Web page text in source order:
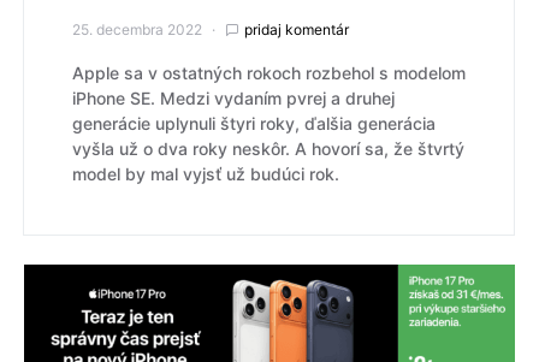
25. decembra 2022 pridaj komentár
Apple sa v ostatných rokoch rozbehol s modelom
iPhone SE. Medzi vydaním pvrej a druhej
generácie uplynuli štyri roky, ďalšia generácia
vyšla už o dva roky neskôr. A hovorí sa, že štvrtý
model by mal vyjsť už budúci rok.